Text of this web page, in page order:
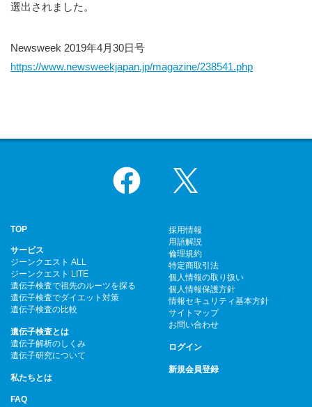
選出されました。
Newsweek 2019年4月30日号
https://www.newsweekjapan.jp/magazine/238541.php
Facebook
TOP
サービス
ジーンクエスト ALL
ジーンクエスト LITE
遺伝子検査で祖先のルーツを探る
遺伝子検査でダイエット対策
遺伝子検査の比較
遺伝子検査とは
遺伝子解析のしくみ
遺伝子研究について
私たちとは
FAQ
採用情報
用語解説
倫理規約
特定商取引法
個人情報の取り扱い
個人情報保護方針
情報セキュリティ基本方針
サイトマップ
お問い合わせ
ログイン
新規会員登録